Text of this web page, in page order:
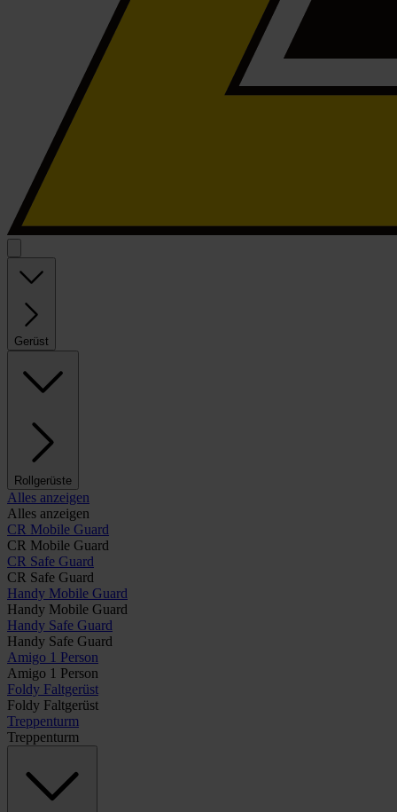
Gerüst
Rollgerüste
Alles anzeigen
Alles anzeigen
CR Mobile Guard
CR Mobile Guard
CR Safe Guard
CR Safe Guard
Handy Mobile Guard
Handy Mobile Guard
Handy Safe Guard
Handy Safe Guard
Amigo 1 Person
Amigo 1 Person
Foldy Faltgerüst
Foldy Faltgerüst
Treppenturm
Treppenturm